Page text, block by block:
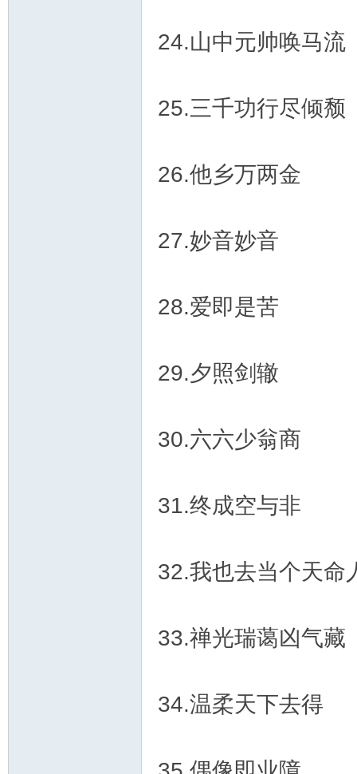
24.山中元帅唤马流
25.三千功行尽倾颓
26.他乡万两金
27.妙音妙音
28.爱即是苦
29.夕照剑辙
30.六六少翁商
31.终成空与非
32.我也去当个天命
33.禅光瑞蔼凶气藏
34.温柔天下去得